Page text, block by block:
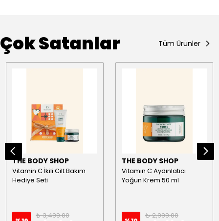
Çok Satanlar Tüm Ürünler
THE BODY SHOP
Vitamin C İkili Cilt Bakım
Hediye Seti
₺ 3,499.00
THE BODY SHOP
Vitamin C Aydınlatıcı
Yoğun Krem 50 ml
₺ 2,999.00